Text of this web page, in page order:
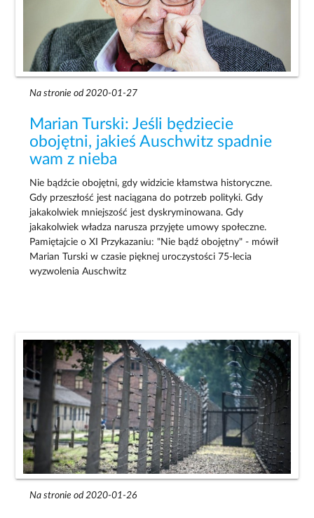
Na stronie od 2020-01-27
Marian Turski: Jeśli będziecie
obojętni, jakieś Auschwitz spadnie
wam z nieba
Nie bądźcie obojętni, gdy widzicie kłamstwa historyczne.
Gdy przeszłość jest naciągana do potrzeb polityki. Gdy
jakakolwiek mniejszość jest dyskryminowana. Gdy
jakakolwiek władza narusza przyjęte umowy społeczne.
Pamiętajcie o XI Przykazaniu: "Nie bądź obojętny" - mówił
Marian Turski w czasie pięknej uroczystości 75-lecia
wyzwolenia Auschwitz
Na stronie od 2020-01-26